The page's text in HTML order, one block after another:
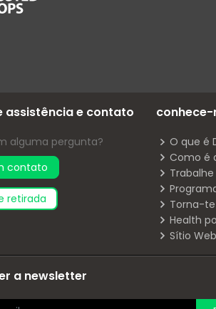
assistência e contato
alguma pergunta?
contato
retirada
conhece-
O que é
Como é
Torna-
Health
Sítio
a newsletter